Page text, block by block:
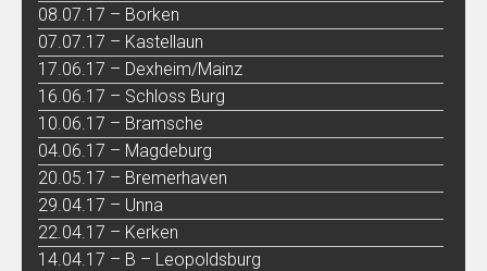
08.07.17 – Borken
07.07.17 – Kastellaun
17.06.17 – Dexheim/Mainz
16.06.17 – Schloss Burg
10.06.17 – Bramsche
04.06.17 – Magdeburg
20.05.17 – Bremerhaven
29.04.17 – Unna
22.04.17 – Kerken
14.04.17 – B – Leopoldsburg